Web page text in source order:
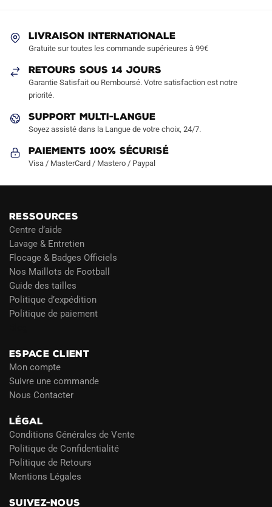
LIVRAISON INTERNATIONALE
Gratuite sur toutes les commande supérieures à 99€
RETOURS SOUS 14 JOURS
Garantie Satisfait ou Remboursé. Votre satisfaction est notre
priorité.
SUPPORT MULTI-LANGUE
Soyez assisté dans la Langue de votre choix, 24/7.
Paiements 100% Sécurisé
Visa / MasterCard / Mastero / Paypal
RESSOURCES
Centre d’aide
Lavage & Entretien
Flocage & Badges Officiels
Nos Maillots de Football
Guide des tailles
Politique d’expédition
Politique de paiement
ESPACE CLIENT
Mon compte
Suivre une commande
Nous Contacter
LÉGAL
Conditions Générales de Vente
Politique de Confidentialité
Politique de Retours
Mentions Légales
SUIVEZ-NOUS